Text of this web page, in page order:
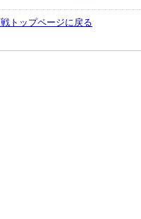
トップページに戻る